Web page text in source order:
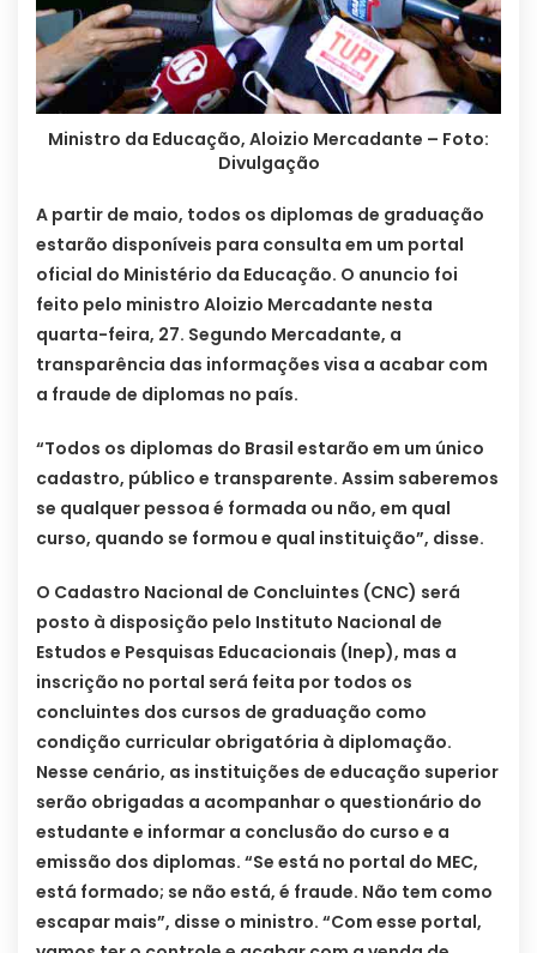
Ministro da Educação, Aloizio Mercadante – Foto:
Divulgação
A partir de maio, todos os diplomas de graduação
estarão disponíveis para consulta em um portal
oficial do Ministério da Educação. O anuncio foi
feito pelo ministro Aloizio Mercadante nesta
quarta-feira, 27. Segundo Mercadante, a
transparência das informações visa a acabar com
a fraude de diplomas no país.
“Todos os diplomas do Brasil estarão em um único
cadastro, público e transparente. Assim saberemos
se qualquer pessoa é formada ou não, em qual
curso, quando se formou e qual instituição”, disse.
O Cadastro Nacional de Concluintes (CNC) será
posto à disposição pelo Instituto Nacional de
Estudos e Pesquisas Educacionais (Inep), mas a
inscrição no portal será feita por todos os
concluintes dos cursos de graduação como
condição curricular obrigatória à diplomação.
Nesse cenário, as instituições de educação superior
serão obrigadas a acompanhar o questionário do
estudante e informar a conclusão do curso e a
emissão dos diplomas. “Se está no portal do MEC,
está formado; se não está, é fraude. Não tem como
escapar mais”, disse o ministro. “Com esse portal,